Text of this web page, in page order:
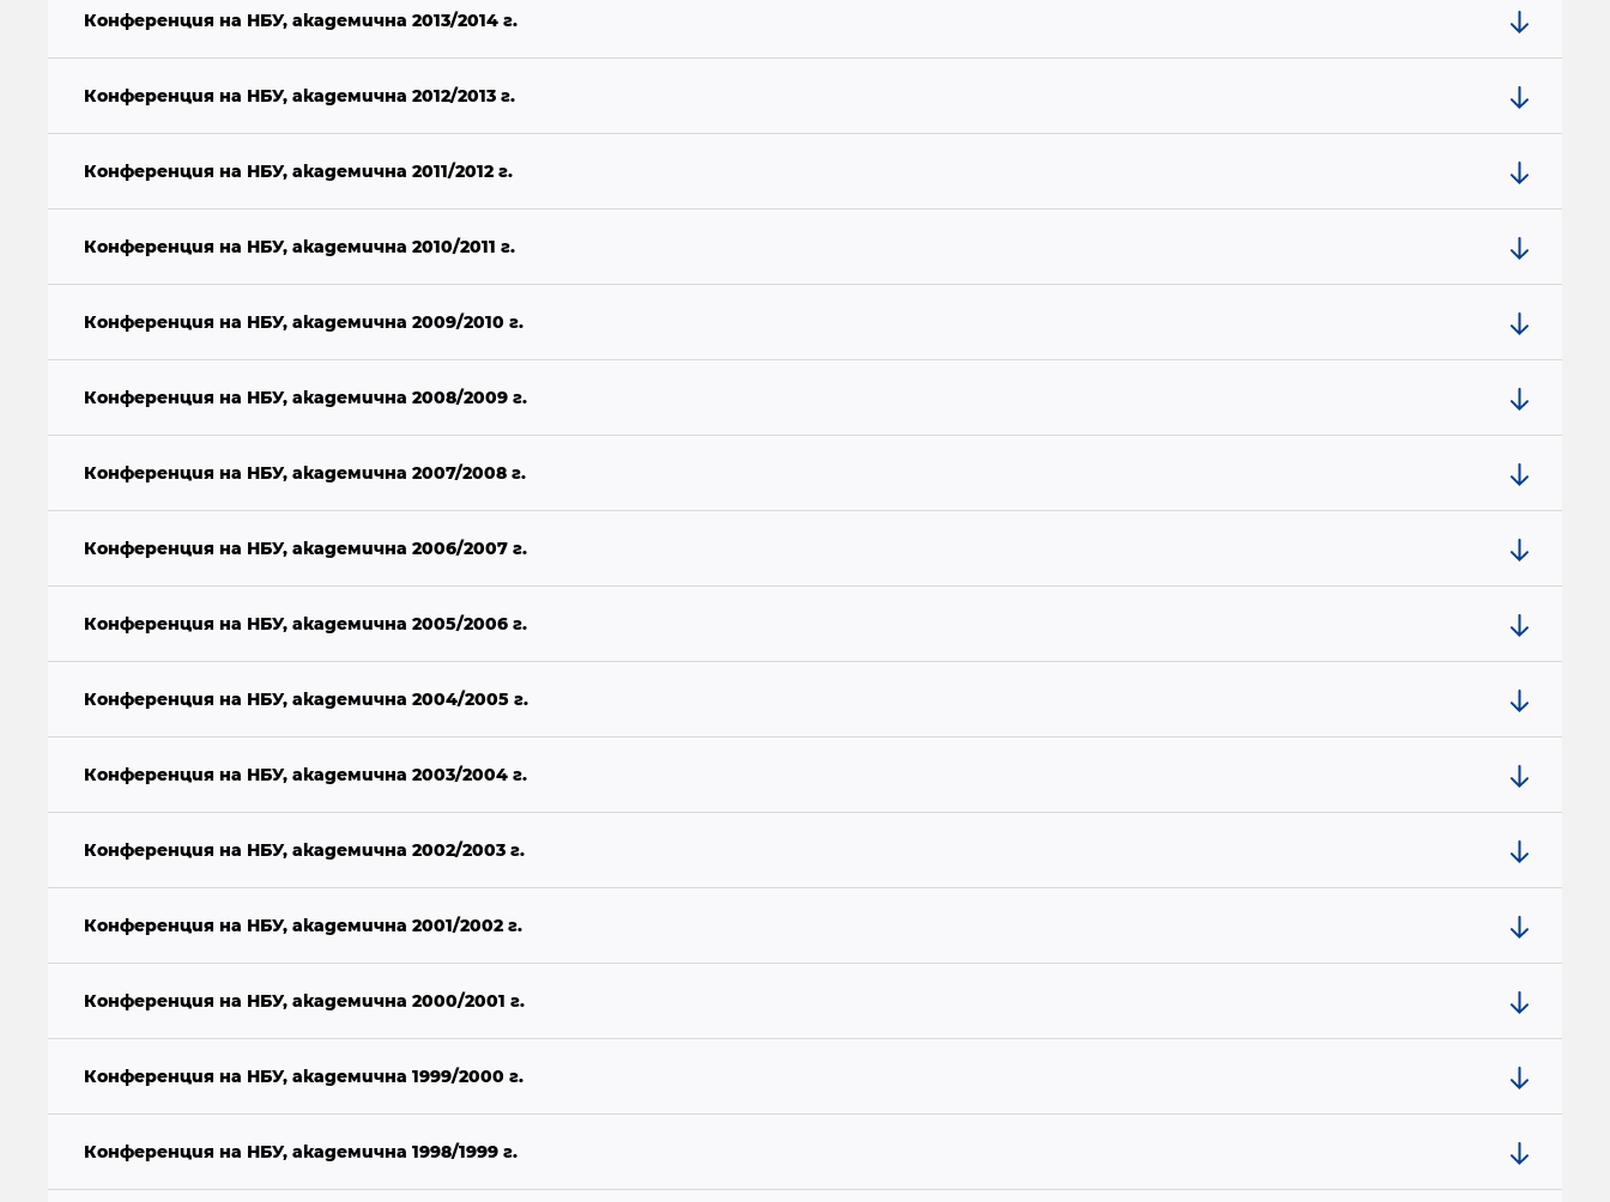
Конференция на НБУ, академична 2013/2014 г.
Конференция на НБУ, академична 2012/2013 г.
Конференция на НБУ, академична 2011/2012 г.
Конференция на НБУ, академична 2010/2011 г.
Конференция на НБУ, академична 2009/2010 г.
Конференция на НБУ, академична 2008/2009 г.
Конференция на НБУ, академична 2007/2008 г.
Конференция на НБУ, академична 2006/2007 г.
Конференция на НБУ, академична 2005/2006 г.
Конференция на НБУ, академична 2004/2005 г.
Конференция на НБУ, академична 2003/2004 г.
Конференция на НБУ, академична 2002/2003 г.
Конференция на НБУ, академична 2001/2002 г.
Конференция на НБУ, академична 2000/2001 г.
Конференция на НБУ, академична 1999/2000 г.
Конференция на НБУ, академична 1998/1999 г.